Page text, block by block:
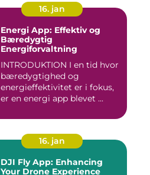
16. jan
Energi App: Effektiv og
Bæredygtig
Energiforvaltning
INTRODUKTION I en tid hvor
bæredygtighed og
energieffektivitet er i fokus,
er en energi app blevet ...
16. jan
DJI Fly App: Enhancing
Your Drone Experience